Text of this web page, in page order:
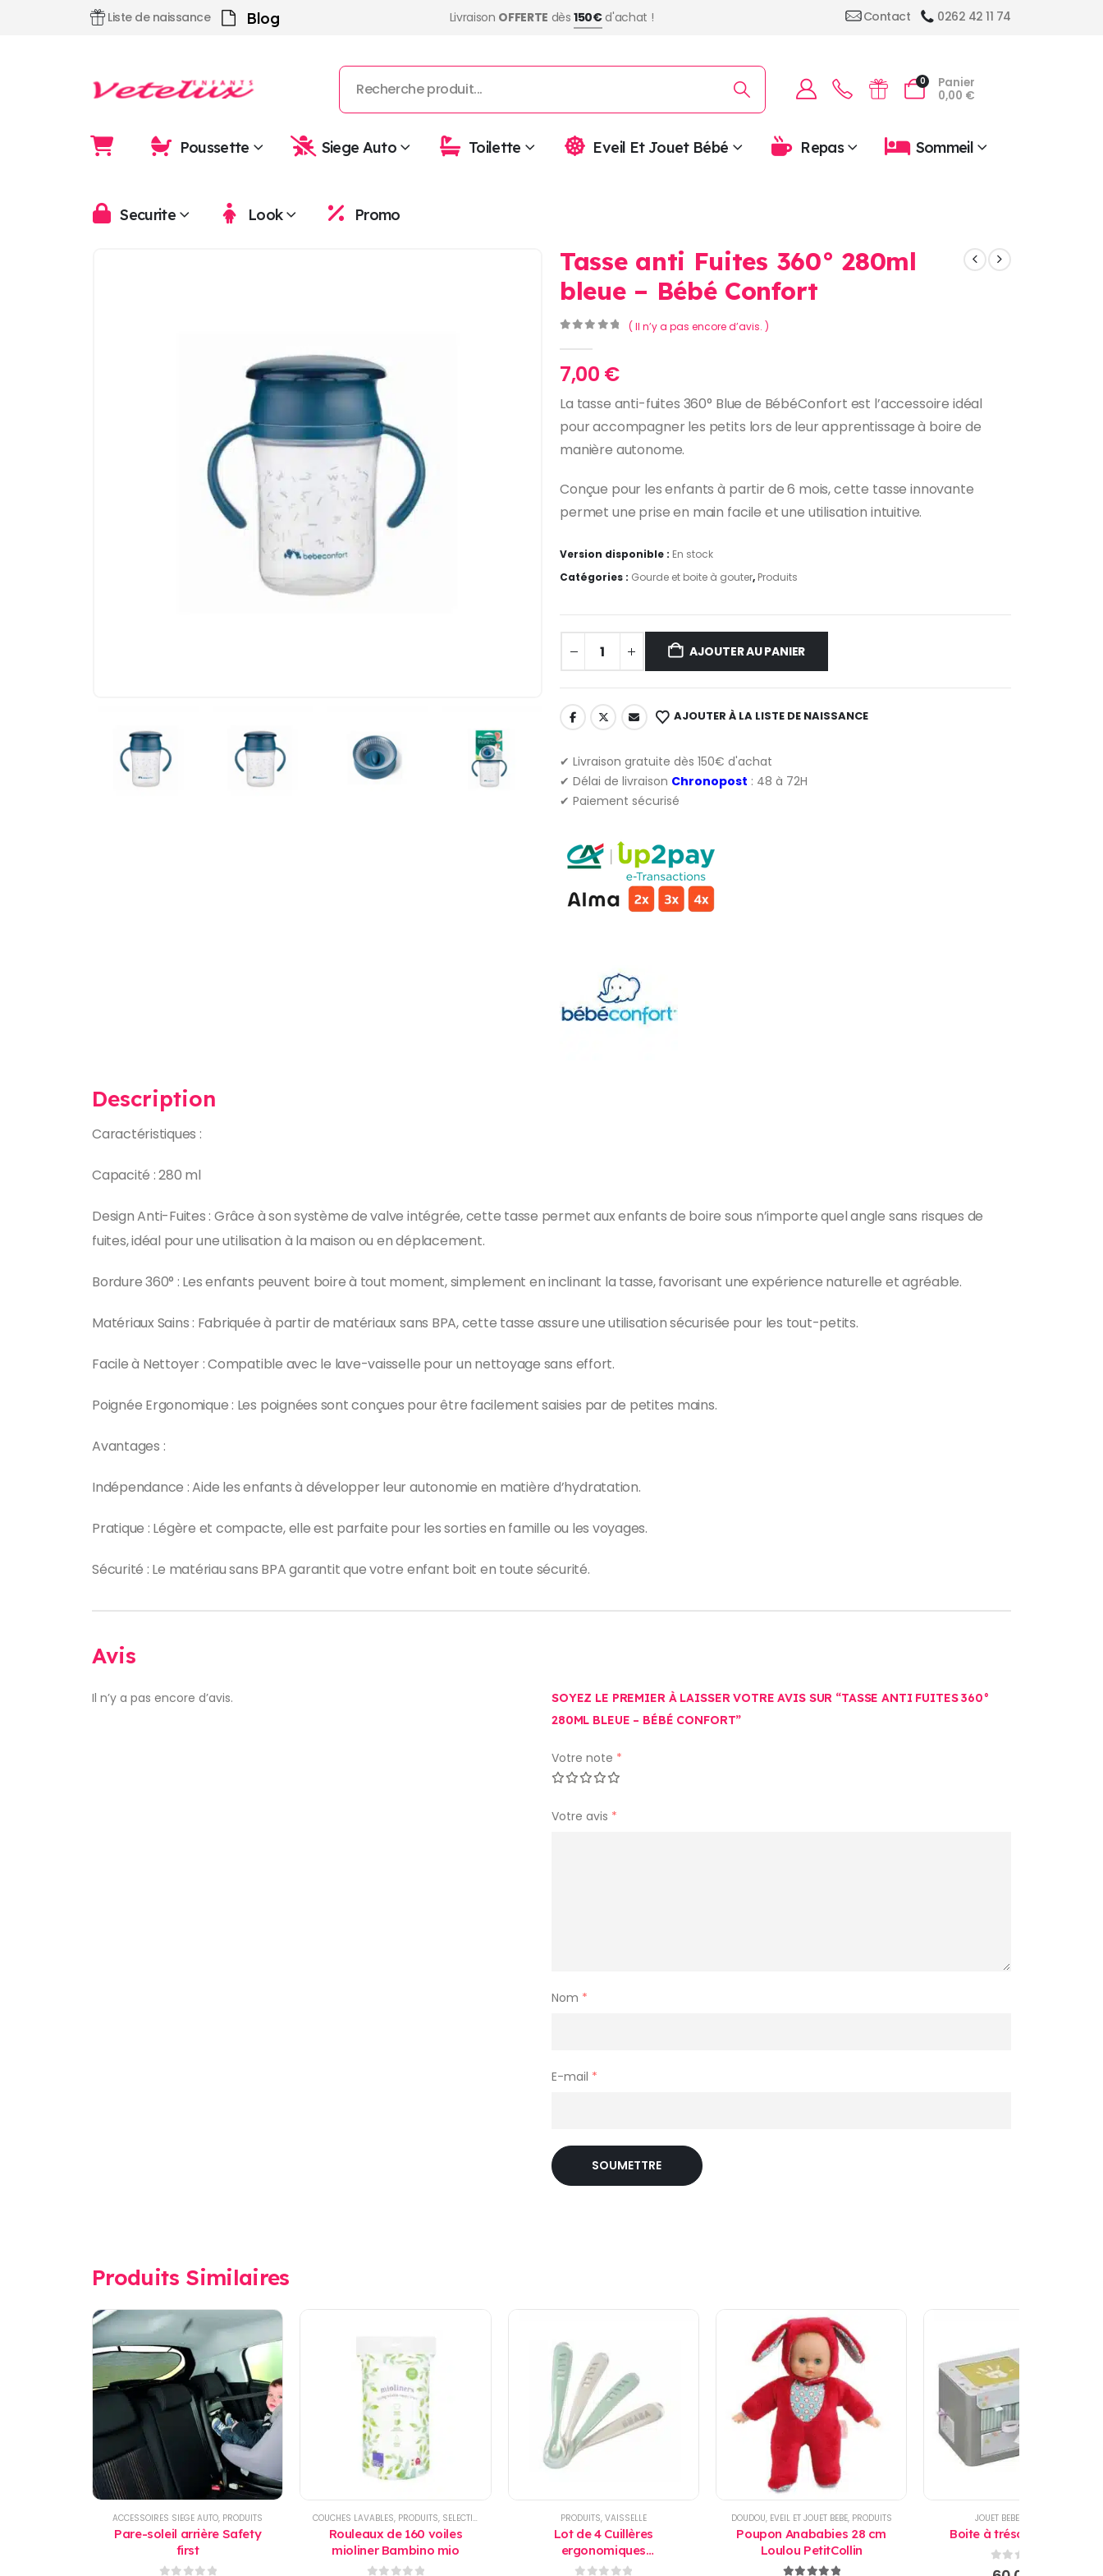
Liste de naissance Blog Livraison OFFERTE dès150€d'achat ! Contact 0262 42 11 74
0
Panier
0,00 €
Poussette Siege Auto Toilette Eveil Et Jouet Bébé Repas Sommeil
Securite Look Promo
Tasse anti Fuites 360° 280ml
bleue – Bébé Confort
( Il n’y a pas encore d’avis. )
7,00 €
La tasse anti-fuites 360° Blue de BébéConfort est l’accessoire idéal
pour accompagner les petits lors de leur apprentissage à boire de
manière autonome.
Conçue pour les enfants à partir de 6 mois, cette tasse innovante
permet une prise en main facile et une utilisation intuitive.
Version disponible : En stock
Catégories : Gourde et boite à gouter, Produits
AJOUTER AU PANIER
AJOUTER À LA LISTE DE NAISSANCE
✔ Livraison gratuite dès 150€ d'achat
✔ Délai de livraison Chronopost : 48 à 72H
✔ Paiement sécurisé
Description
Caractéristiques :
Capacité : 280 ml
Design Anti-Fuites : Grâce à son système de valve intégrée, cette tasse permet aux enfants de boire sous n’importe quel angle sans risques de
fuites, idéal pour une utilisation à la maison ou en déplacement.
Bordure 360° : Les enfants peuvent boire à tout moment, simplement en inclinant la tasse, favorisant une expérience naturelle et agréable.
Matériaux Sains : Fabriquée à partir de matériaux sans BPA, cette tasse assure une utilisation sécurisée pour les tout-petits.
Facile à Nettoyer : Compatible avec le lave-vaisselle pour un nettoyage sans effort.
Poignée Ergonomique : Les poignées sont conçues pour être facilement saisies par de petites mains.
Avantages :
Indépendance : Aide les enfants à développer leur autonomie en matière d’hydratation.
Pratique : Légère et compacte, elle est parfaite pour les sorties en famille ou les voyages.
Sécurité : Le matériau sans BPA garantit que votre enfant boit en toute sécurité.
Avis
Il n’y a pas encore d’avis.
SOYEZ LE PREMIER À LAISSER VOTRE AVIS SUR “TASSE ANTI FUITES 360°
280ML BLEUE – BÉBÉ CONFORT”
Votre note *
Votre avis *
Nom *
E-mail *
Produits Similaires
ACCESSOIRES SIEGE AUTO, PRODUITS
Pare-soleil arrière Safety
first
COUCHES LAVABLES, PRODUITS, SELECTIONS
Rouleaux de 160 voiles
mioliner Bambino mio
PRODUITS, VAISSELLE
Lot de 4 Cuillères
ergonomiques
d’apprentissage 2ème âge
DOUDOU, EVEIL ET JOUET BEBE, PRODUITS
Poupon Anababies 28 cm
Loulou PetitCollin
JOUET BEBE,
Boite à trésors Baby Art
0sur 5